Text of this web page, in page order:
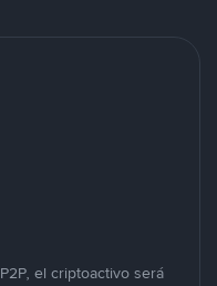
el criptoactivo será